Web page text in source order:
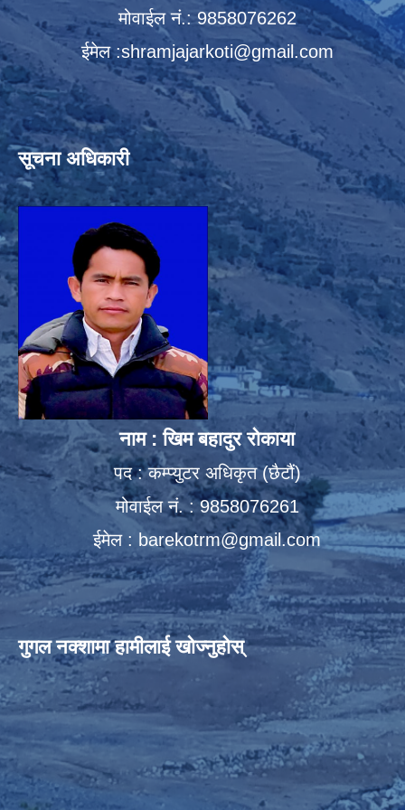
मोवाईल नं.: 9858076262
ईमेल :shramjajarkoti@gmail.com
सूचना अधिकारी
नाम : खिम बहादुर रोकाया
पद : कम्प्युटर अधिकृत (छैटौं)
मोवाईल नं. : 9858076261
ईमेल : barekotrm@gmail.com
गुगल नक्शामा हामीलाई खोज्नुहोस्